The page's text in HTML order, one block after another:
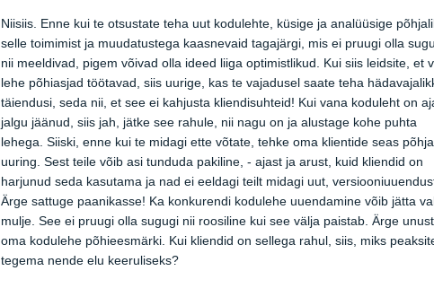
Niisiis. Enne kui te otsustate teha uut kodulehte, küsige ja analüüsige
selle toimimist ja muudatustega kaasnevaid tagajärgi, mis ei pruugi olla
nii meeldivad, pigem võivad olla ideed liiga optimistlikud. Kui siis leidsite, et
lehe põhiasjad töötavad, siis uurige, kas te vajadusel saate teha
täiendusi, seda nii, et see ei kahjusta kliendisuhteid! Kui vana koduleht on
jalgu jäänud, siis jah, jätke see rahule, nii nagu on ja alustage kohe puhta
lehega. Siiski, enne kui te midagi ette võtate, tehke oma klientide seas
uuring. Sest teile võib asi tunduda pakiline, - ajast ja arust, kuid kliendid on
harjunud seda kasutama ja nad ei eeldagi teilt midagi uut,
Ärge sattuge paanikasse! Ka konkurendi kodulehe uuendamine võib jätta
mulje. See ei pruugi olla sugugi nii roosiline kui see välja paistab. Ärge
oma kodulehe põhieesmärki. Kui kliendid on sellega rahul, siis, miks
tegema nende elu keeruliseks?